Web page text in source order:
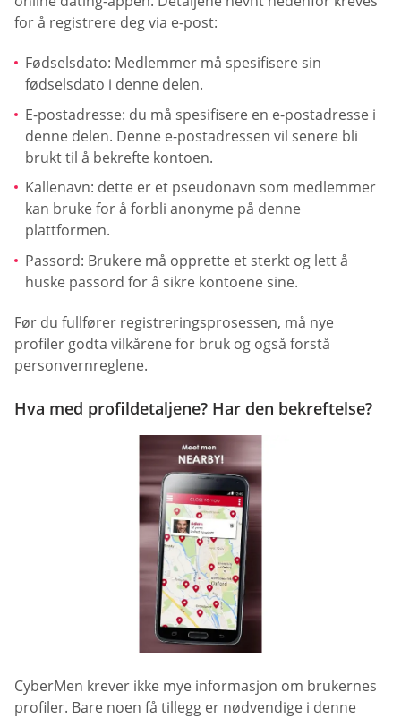
for å registrere deg via e-post:
Fødselsdato: Medlemmer må spesifisere sin
fødselsdato i denne delen.
E-postadresse: du må spesifisere en e-postadresse i
denne delen. Denne e-postadressen vil senere bli
brukt til å bekrefte kontoen.
Kallenavn: dette er et pseudonavn som medlemmer
kan bruke for å forbli anonyme på denne
plattformen.
Passord: Brukere må opprette et sterkt og lett å
huske passord for å sikre kontoene sine.
Før du fullfører registreringsprosessen, må nye
profiler godta vilkårene for bruk og også forstå
personvernreglene.
Hva med profildetaljene? Har den bekreftelse?
CyberMen krever ikke mye informasjon om brukernes
profiler. Bare noen få tillegg er nødvendige i denne